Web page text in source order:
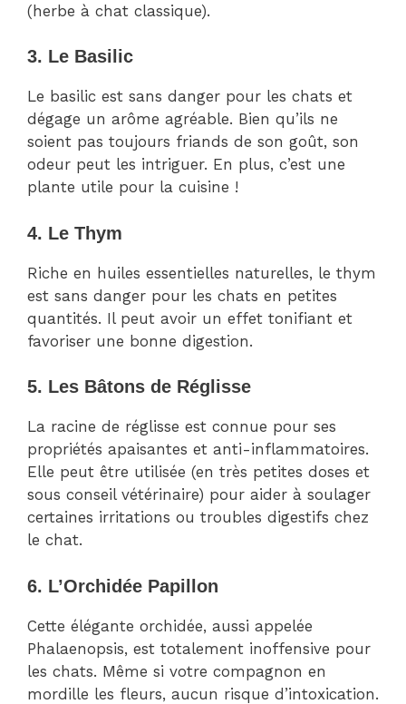
(herbe à chat classique).
3. Le Basilic
Le basilic est sans danger pour les chats et
dégage un arôme agréable. Bien qu’ils ne
soient pas toujours friands de son goût, son
odeur peut les intriguer. En plus, c’est une
plante utile pour la cuisine !
4. Le Thym
Riche en huiles essentielles naturelles, le thym
est sans danger pour les chats en petites
quantités. Il peut avoir un effet tonifiant et
favoriser une bonne digestion.
5. Les Bâtons de Réglisse
La racine de réglisse est connue pour ses
propriétés apaisantes et anti-inflammatoires.
Elle peut être utilisée (en très petites doses et
sous conseil vétérinaire) pour aider à soulager
certaines irritations ou troubles digestifs chez
le chat.
6. L’Orchidée Papillon
Cette élégante orchidée, aussi appelée
Phalaenopsis, est totalement inoffensive pour
les chats. Même si votre compagnon en
mordille les fleurs, aucun risque d’intoxication.